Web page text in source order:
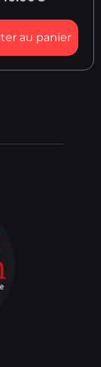
au panier